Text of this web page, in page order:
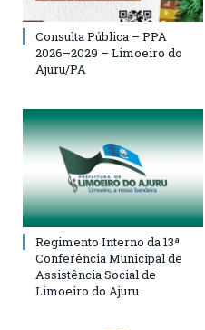
Consulta Pública – PPA
2026–2029 – Limoeiro do
Ajuru/PA
Regimento Interno da 13ª
Conferência Municipal de
Assistência Social de
Limoeiro do Ajuru